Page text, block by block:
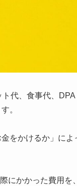
代、食事代、
。
をかけるか」によ
にかかった費用を